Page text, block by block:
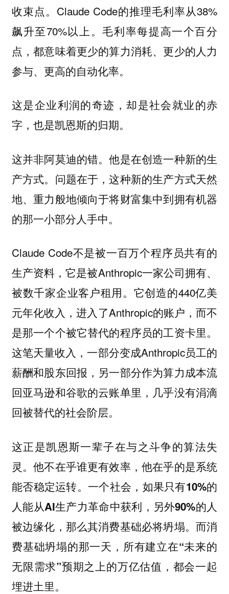
收束点。Claude Code的推理毛利率从38%
飙升至70%以上。毛利率每提高一个百分
点，都意味着更少的算力消耗、更少的人力
参与、更高的自动化率。
这是企业利润的奇迹，却是社会就业的赤
字，也是凯恩斯的归期。
这并非阿莫迪的错。他是在创造一种新的生
产方式。问题在于，这种新的生产方式天然
地、重力般地倾向于将财富集中到拥有机器
的那一小部分人手中。
Claude Code不是被一百万个程序员共有的
生产资料，它是被Anthropic一家公司拥有、
被数千家企业客户租用。它创造的440亿美
元年化收入，进入了Anthropic的账户，而不
是那一个个被它替代的程序员的工资卡里。
这笔天量收入，一部分变成Anthropic员工的
薪酬和股东回报，另一部分作为算力成本流
回亚马逊和谷歌的云账单里，几乎没有涓滴
回被替代的社会阶层。
这正是凯恩斯一辈子在与之斗争的算法失
灵。他不在乎谁更有效率，他在乎的是系统
能否稳定运转。一个社会，如果只有10%的
人能从AI生产力革命中获利，另外90%的人
被边缘化，那么其消费基础必将坍塌。而消
费基础坍塌的那一天，所有建立在“未来的
无限需求”预期之上的万亿估值，都会一起
埋进土里。